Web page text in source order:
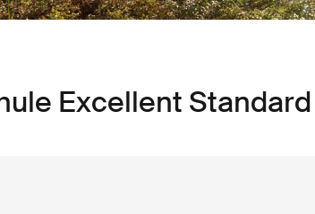
Excellent Standard